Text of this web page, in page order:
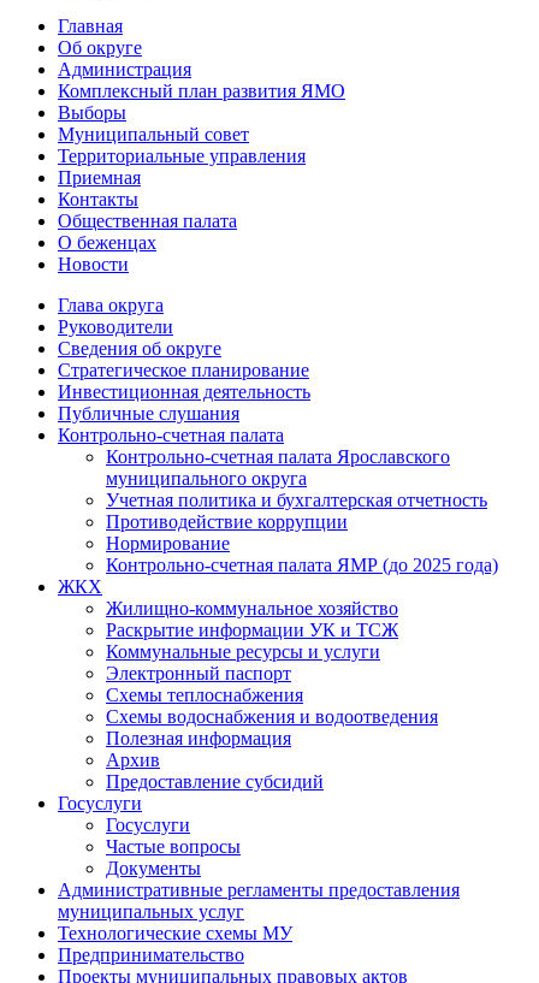
Главная
Об округе
Администрация
Комплексный план развития ЯМО
Выборы
Муниципальный совет
Территориальные управления
Приемная
Контакты
Общественная палата
О беженцах
Новости
Глава округа
Руководители
Cведения об округе
Стратегическое планирование
Инвестиционная деятельность
Публичные слушания
Контрольно-счетная палата
Контрольно-счетная палата Ярославского
муниципального округа
Учетная политика и бухгалтерская отчетность
Противодействие коррупции
Нормирование
Контрольно-счетная палата ЯМР (до 2025 года)
ЖКХ
Жилищно-коммунальное хозяйство
Раскрытие информации УК и ТСЖ
Коммунальные ресурсы и услуги
Электронный паспорт
Схемы теплоснабжения
Схемы водоснабжения и водоотведения
Полезная информация
Архив
Предоставление субсидий
Госуслуги
Госуслуги
Частые вопросы
Документы
Административные регламенты предоставления
муниципальных услуг
Технологические схемы МУ
Предпринимательство
Проекты муниципальных правовых актов